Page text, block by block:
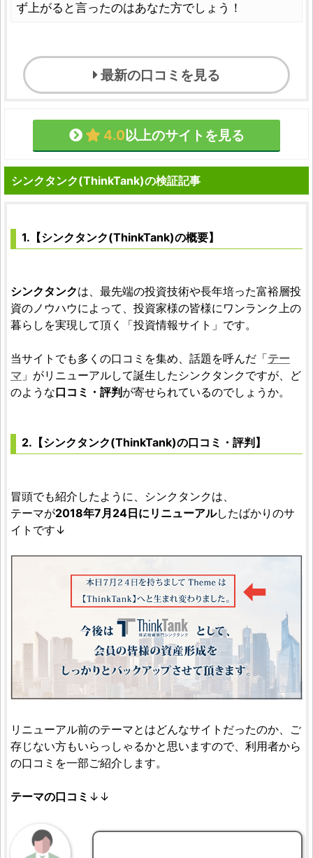
ず上がると言ったのはあなた方でしょう！
最新の口コミを見る
4.0以上のサイトを見る
シンクタンク(ThinkTank)の検証記事
1.【シンクタンク(ThinkTank)の概要】
シンクタンクは、最先端の投資技術や長年培った富裕層投
資のノウハウによって、投資家様の皆様にワンランク上の
暮らしを実現して頂く「投資情報サイト」です。
当サイトでも多くの口コミを集め、話題を呼んだ「テー
マ 」がリニューアルして誕生したシンクタンクですが、ど
のような口コミ・評判 が寄せられているのでしょうか。
2.【シンクタンク(ThinkTank)の口コミ・評判】
冒頭でも紹介したように、シンクタンクは、
テーマが2018年7月24日にリニューアルしたばかりのサ
イトです↓
リニューアル前のテーマとはどんなサイトだったのか、ご
存じない方もいらっしゃるかと思いますので、利用者から
の口コミを一部ご紹介します。
テーマの口コミ ↓↓